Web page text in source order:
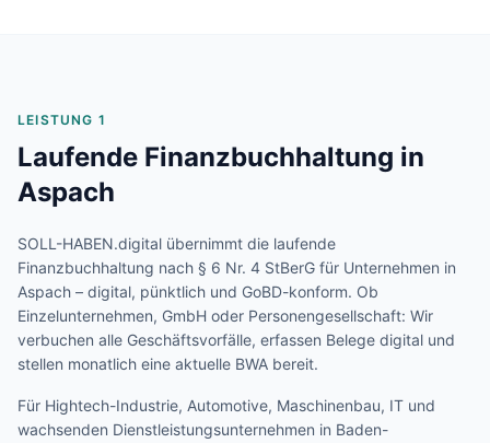
LEISTUNG 1
Laufende Finanzbuchhaltung in
Aspach
SOLL-HABEN.digital übernimmt die laufende
Finanzbuchhaltung nach § 6 Nr. 4 StBerG für Unternehmen in
Aspach – digital, pünktlich und GoBD-konform. Ob
Einzelunternehmen, GmbH oder Personengesellschaft: Wir
verbuchen alle Geschäftsvorfälle, erfassen Belege digital und
stellen monatlich eine aktuelle BWA bereit.
Für Hightech-Industrie, Automotive, Maschinenbau, IT und
wachsenden Dienstleistungsunternehmen in Baden-